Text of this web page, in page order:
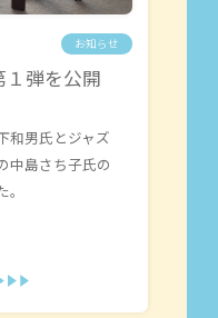
お知らせ
１弾を公開
和男氏とジャズ
中島さち子氏の